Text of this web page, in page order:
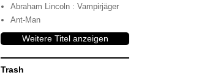
Abraham Lincoln : Vampirjäger
Ant-Man
Weitere Titel anzeigen
Trash